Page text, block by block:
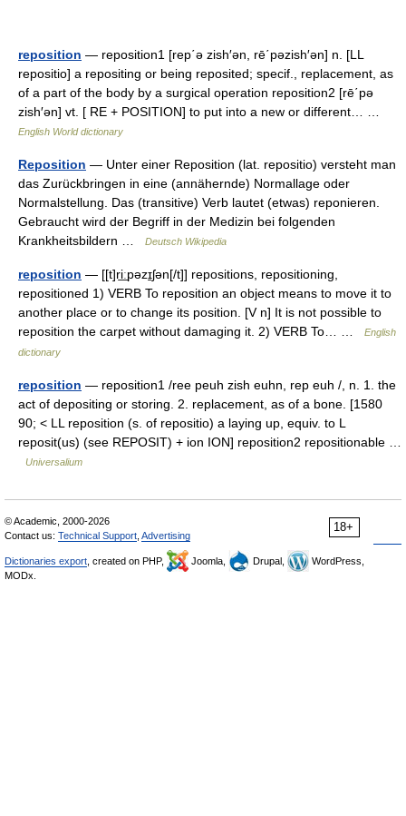
reposition — reposition1 [rep΄ə zish′ən, rē΄pəzish′ən] n. [LL
repositio] a repositing or being reposited; specif., replacement, as
of a part of the body by a surgical operation reposition2 [rē΄pə
zish′ən] vt. [ RE + POSITION] to put into a new or different… …
English World dictionary
Reposition — Unter einer Reposition (lat. repositio) versteht man
das Zurückbringen in eine (annähernde) Normallage oder
Normalstellung. Das (transitive) Verb lautet (etwas) reponieren.
Gebraucht wird der Begriff in der Medizin bei folgenden
Krankheitsbildern …
Deutsch Wikipedia
reposition — [[t]ri͟ːpəzɪ̱ʃən[/t]] repositions, repositioning,
repositioned 1) VERB To reposition an object means to move it to
another place or to change its position. [V n] It is not possible to
reposition the carpet without damaging it. 2) VERB To… …
English
dictionary
reposition — reposition1 /ree peuh zish euhn, rep euh /, n. 1. the
act of depositing or storing. 2. replacement, as of a bone. [1580
90; < LL reposition (s. of repositio) a laying up, equiv. to L
reposit(us) (see REPOSIT) + ion ION] reposition2 repositionable …
Universalium
18+
© Academic, 2000-2026
Contact us: Technical Support Advertising
Dictionaries export , created on PHP, Joomla, Drupal,
WordPress,
MODx.